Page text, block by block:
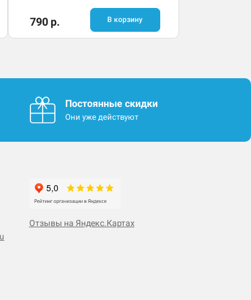
790 р. В корзину
Постоянные скидки
Они уже действуют
Отзывы на Яндекс.Картах